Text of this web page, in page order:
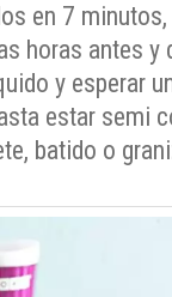
en 7 minutos,
horas antes y
y esperar
estar semi
batido o